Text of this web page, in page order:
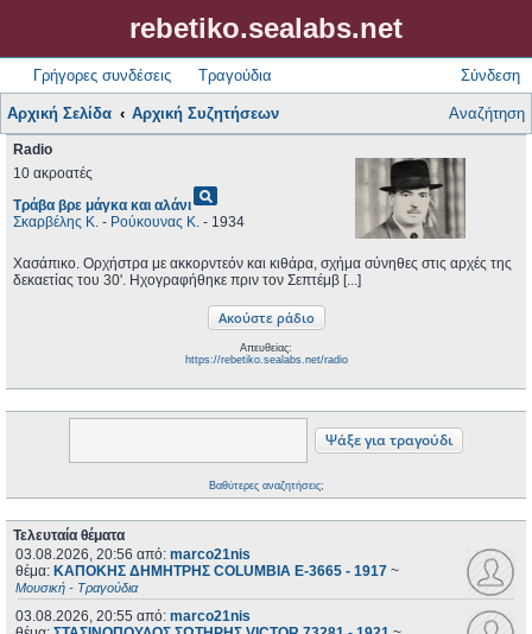
rebetiko.sealabs.net
Γρήγορες συνδέσεις Τραγούδια Σύνδεση
Αρχική Σελίδα Αρχική Συζητήσεων Αναζήτηση
Radio
10 ακροατές
Τράβα βρε μάγκα και αλάνιpageview
Σκαρβέλης Κ. - Ρούκουνας Κ. - 1934
Χασάπικο. Ορχήστρα με ακκορντεόν και κιθάρα, σχήμα σύνηθες στις αρχές της
δεκαετίας του 30'. Ηχογραφήθηκε πριν τον Σεπτέμβ [...]
Απευθείας:
https://rebetiko.sealabs.net/radio
Βαθύτερες αναζητήσεις;
Τελευταία θέματα
03.08.2026, 20:56 από: marco21nis
θέμα: ΚΑΠΟΚΗΣ ΔΗΜΗΤΡΗΣ COLUMBIA E-3665 - 1917 ~
Μουσική - Τραγούδια
03.08.2026, 20:55 από: marco21nis